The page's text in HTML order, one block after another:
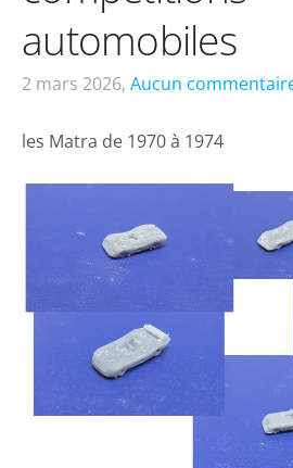
automobiles
2 mars 2026, Aucun
les Matra de 1970 à 1974